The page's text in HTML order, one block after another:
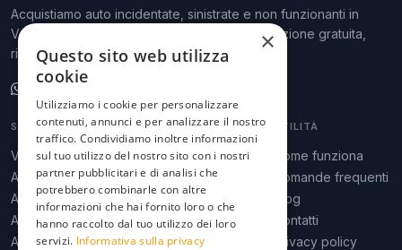
Acquistiamo auto incidentate, sinistrate e non funzionanti in
Veneto, Lombardia ed Emilia-Romagna. Valutazione gratuita,
ritiro a domicilio, pagamento immediato.
SERVIZI
Valutazione auto
Auto tamponata
Auto grandinata
Auto bruciata
Auto alluvionata
ZONE
Padova
Venezia
Verona
Treviso
Bologna
UTILITÀ
Come funziona
Domande frequenti
Blog
Contatti
Privacy policy
×
Questo sito web utilizza
cookie
Utilizziamo i cookie per personalizzare
contenuti, annunci e per analizzare il nostro
traffico. Condividiamo inoltre informazioni
sul tuo utilizzo del nostro sito con i nostri
partner pubblicitari e di analisi che
potrebbero combinarle con altre
informazioni che hai fornito loro o che
hanno raccolto dal tuo utilizzo dei loro
servizi. Informativa sulla privacy